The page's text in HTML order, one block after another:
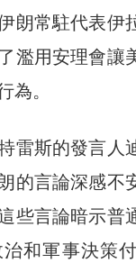
朗常駐代表伊
濫用安理會讓
為。
雷斯的發言人
的言論深感不
些言論暗示普
和軍事決策